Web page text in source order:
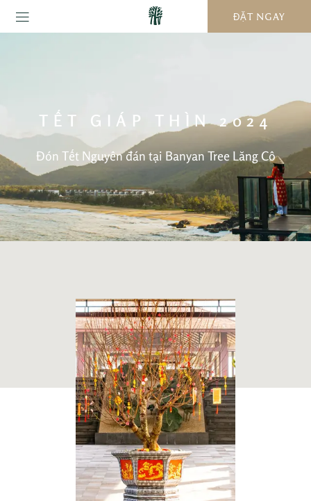
ĐẶT NGAY
TẾT GIÁP THÌN 2024
Đón Tết Nguyên đán tại Banyan Tree Lăng Cô